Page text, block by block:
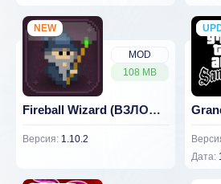
MOD
108 MB
NEW
Fireball Wizard (ВЗЛОМ Unlocked)
Версия: 1.10.2
Дата: